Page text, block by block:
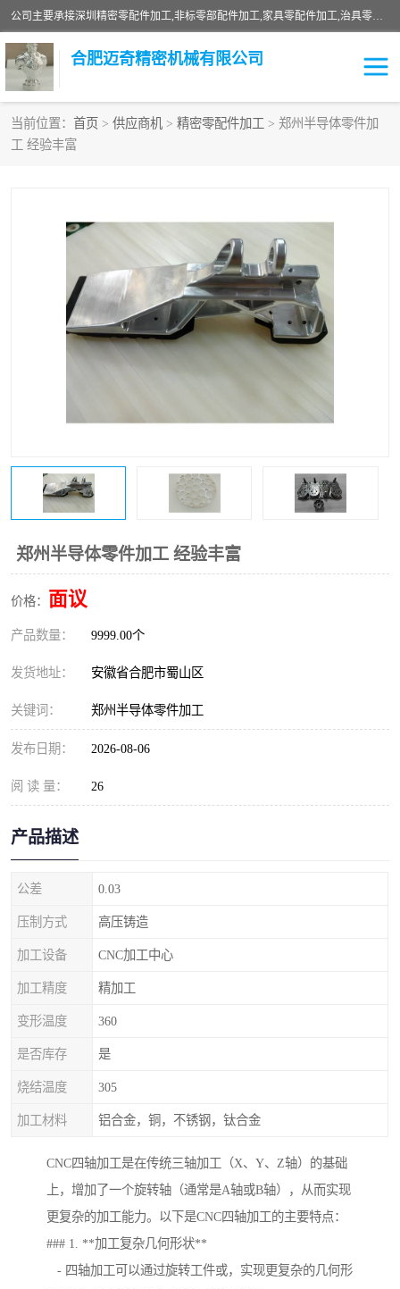
公司主要承接深圳精密零配件加工,非标零部配件加工,家具零配件加工,治具零配件加工,安徽精密零配件加工等各种各种精密机械加工，欢迎来来电咨询！
合肥迈奇精密机械有限公司
当前位置： 首页 > 供应商机 > 精密零配件加工 > 郑州半导体零件加
工 经验丰富
郑州半导体零件加工 经验丰富
价格： 面议
产品数量： 9999.00个
发货地址： 安徽省合肥市蜀山区
关键词： 郑州半导体零件加工
发布日期： 2026-08-06
阅 读 量： 26
产品描述
公差 0.03
压制方式 高压铸造
加工设备 CNC加工中心
加工精度 精加工
变形温度 360
是否库存 是
烧结温度 305
加工材料 铝合金，铜，不锈钢，钛合金
CNC四轴加工是在传统三轴加工（X、Y、Z轴）的基础
上，增加了一个旋转轴（通常是A轴或B轴），从而实现
更复杂的加工能力。以下是CNC四轴加工的主要特点：
### 1. **加工复杂几何形状**
- 四轴加工可以通过旋转工件或，实现更复杂的几何形
铣床加工
家具零配件加工 数控精密机加工
零部件机加工 机床零件加工
CNC加工 数控机床加工